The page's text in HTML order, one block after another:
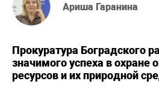
Ариша Гаранина
Прокуратура Боградского
значимого успеха в охране
ресурсов и их природной